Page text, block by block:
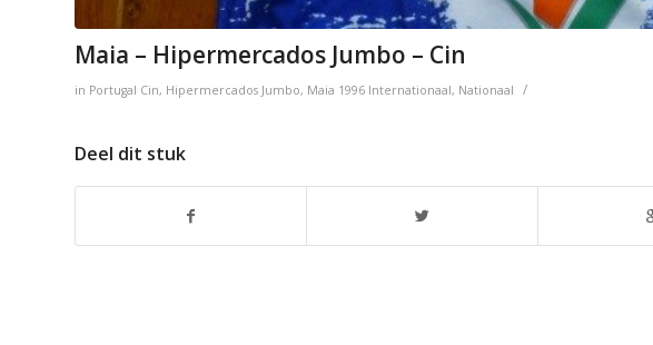
Maia – Hipermercados Jumbo – Cin
in Portugal Cin, Hipermercados Jumbo, Maia 1996 Internationaal, Nationaal /
Deel dit stuk